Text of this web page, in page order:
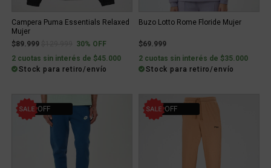
Campera Puma Essentials Relaxed
Mujer
$89.999
Price reduced from
to30% OFF
2 cuotas sin interés de $45.000
Stock para retiro/envío
Buzo Lotto Rome Floride Mujer
$69.999
2 cuotas sin interés de $35.000
Stock para retiro/envío
20% OFF 41% OFF